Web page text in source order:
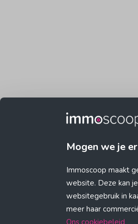
Mogen we je
Immoscoop maakt
website. Deze kan
websitegebruik in
meer haar
Ons cookiebeleid